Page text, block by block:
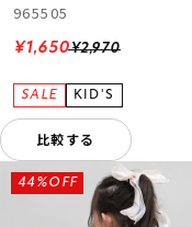
965505
¥2,970
¥1,650
比較する
44%OFF